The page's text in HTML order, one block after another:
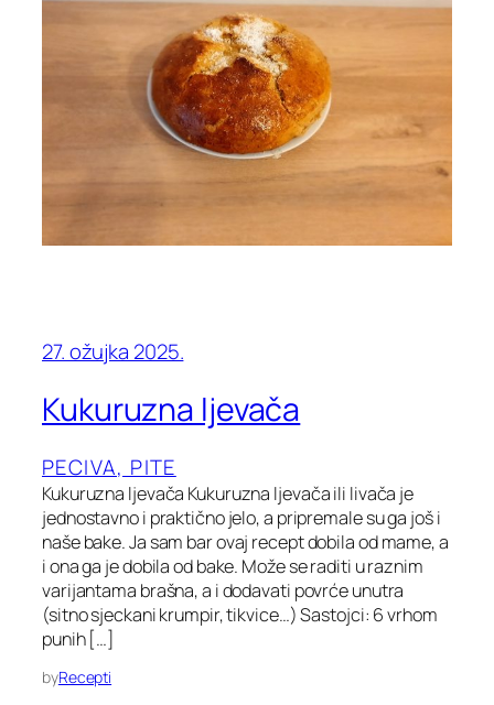
27. ožujka 2025.
Kukuruzna ljevača
PECIVA, PITE
Kukuruzna ljevača Kukuruzna ljevača ili livača je
jednostavno i praktično jelo, a pripremale su ga još i
naše bake. Ja sam bar ovaj recept dobila od mame, a
i ona ga je dobila od bake. Može se raditi u raznim
varijantama brašna, a i dodavati povrće unutra
(sitno sjeckani krumpir, tikvice…) Sastojci: 6 vrhom
punih […]
byRecepti